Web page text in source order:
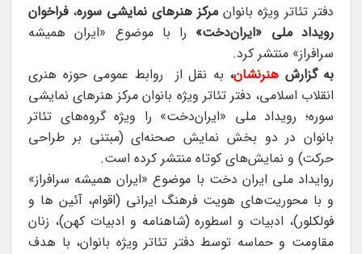
دفتر تئاتر ویژه بانوان مرکز هنرهای نمایشی سوره،فراخوان
رویداد ملی «ایران‌دخت» را با موضوع «ایران همیشه
سرافراز» منتشر کرد.
به گزارش هنرنشان، به نقل از روابط عمومی حوزه هنری
انقلاب اسلامی، دفتر تئاتر ویژه بانوان مرکز هنرهای نمایشی
سوره؛ رویداد ملی «ایران‌دخت» را ویژه گروه‌های تئاتر
بانوان در دو بخش نمایش صحنه‌ای (مبتنی بر طراحی
حرکت) و نمایش‌های کوتاه منتشر کرده است.
روایداد ملی ایران دخت با موضوع «ایران همیشه سرافراز»
و با محوریت‌های هویت فرهنگ ایرانی (اقوام، آئین ها و
فولکلور)، ادبیات و اسطوره (شاهنامه و ادبیات کهن)، زنان
مقاومت و حماسه توسط دفتر تئاتر ویژه بانوان، با هدف